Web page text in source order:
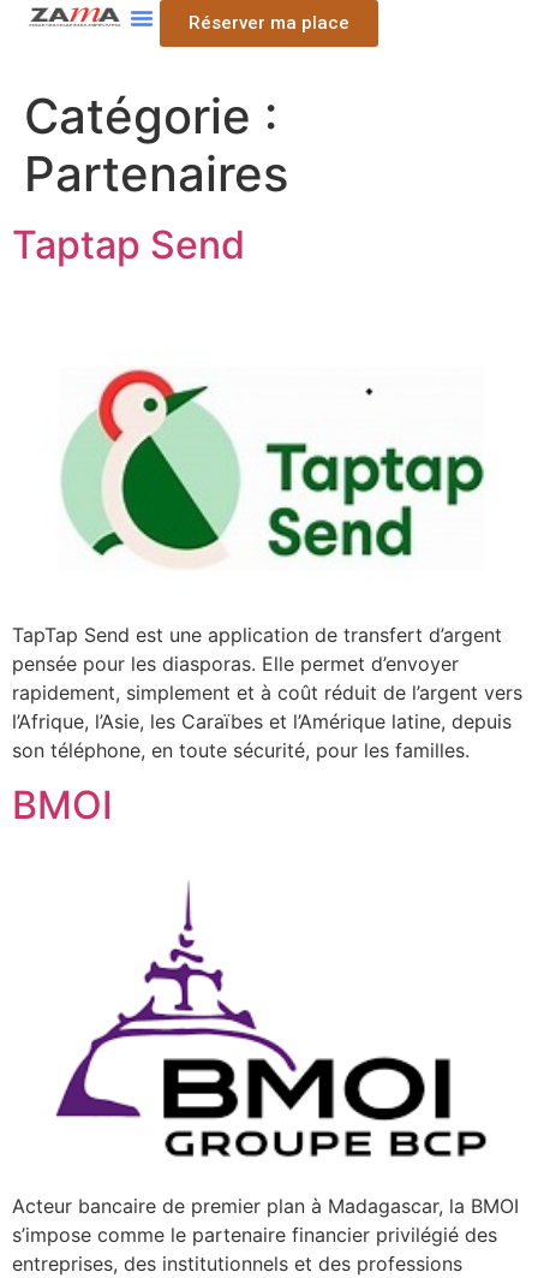
Réserver ma place
Catégorie :
Partenaires
Taptap Send
TapTap Send est une application de transfert d’argent
pensée pour les diasporas. Elle permet d’envoyer
rapidement, simplement et à coût réduit de l’argent vers
l’Afrique, l’Asie, les Caraïbes et l’Amérique latine, depuis
son téléphone, en toute sécurité, pour les familles.
BMOI
Acteur bancaire de premier plan à Madagascar, la BMOI
s’impose comme le partenaire financier privilégié des
entreprises, des institutionnels et des professions